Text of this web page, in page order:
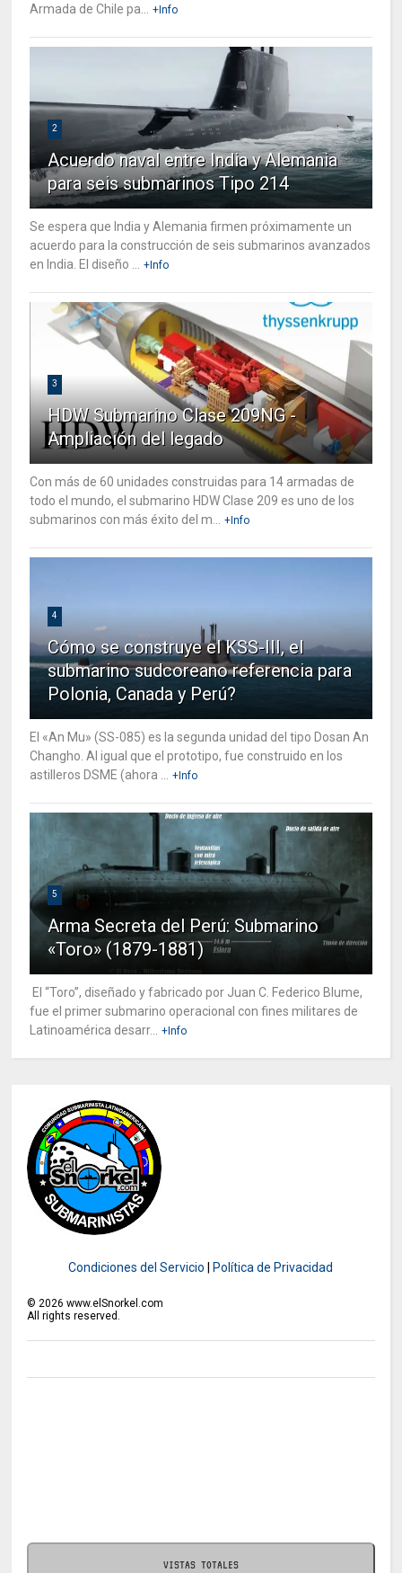
Armada de Chile pa...
+Info
2
Acuerdo naval entre India y Alemania
para seis submarinos Tipo 214
Se espera que India y Alemania firmen próximamente un
acuerdo para la construcción de seis submarinos avanzados
en India. El diseño ...
+Info
3
HDW Submarino Clase 209NG -
Ampliación del legado
Con más de 60 unidades construidas para 14 armadas de
todo el mundo, el submarino HDW Clase 209 es uno de los
submarinos con más éxito del m...
+Info
4
Cómo se construye el KSS-III, el
submarino sudcoreano referencia para
Polonia, Canada y Perú?
El «An Mu» (SS-085) es la segunda unidad del tipo Dosan An
Changho. Al igual que el prototipo, fue construido en los
astilleros DSME (ahora ...
+Info
5
Arma Secreta del Perú: Submarino
«Toro» (1879-1881)
El “Toro”, diseñado y fabricado por Juan C. Federico Blume,
fue el primer submarino operacional con fines militares de
Latinoamérica desarr...
+Info
Condiciones del Servicio Política de Privacidad
© 2026 www.elSnorkel.com
All rights reserved.
VISTAS TOTALES